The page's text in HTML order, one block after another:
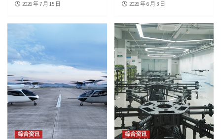
2026 年 7 月 15 日 2026 年 6 月 3 日
综合资讯 综合资讯